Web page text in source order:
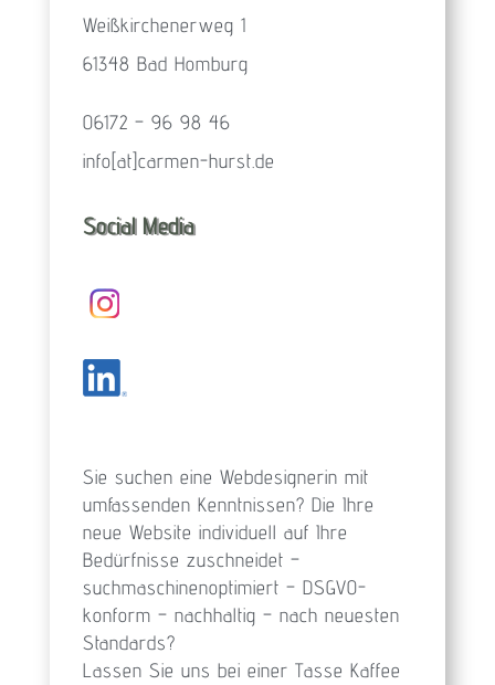
Weißkirchenerweg 1
61348 Bad Homburg
06172 – 96 98 46
info[at]carmen-hurst.de
Social Media
Sie suchen eine Webdesignerin mit
umfassenden Kenntnissen? Die Ihre
neue Website individuell auf Ihre
Bedürfnisse zuschneidet –
suchmaschinenoptimiert – DSGVO-
konform – nachhaltig – nach neuesten
Standards?
Lassen Sie uns bei einer Tasse Kaffee